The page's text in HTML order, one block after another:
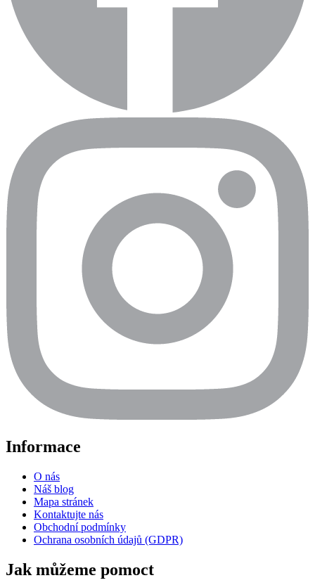
Informace
O nás
Náš blog
Mapa stránek
Kontaktujte nás
Obchodní podmínky
Ochrana osobních údajů (GDPR)
Jak můžeme pomoct